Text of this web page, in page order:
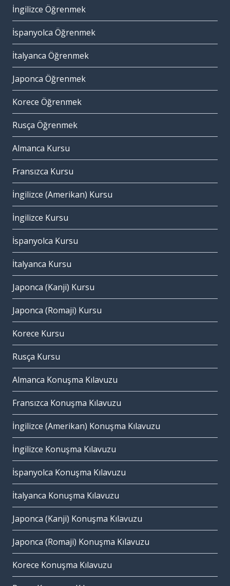
İngilizce Öğrenmek
İspanyolca Öğrenmek
İtalyanca Öğrenmek
Japonca Öğrenmek
Korece Öğrenmek
Rusça Öğrenmek
Almanca Kursu
Fransızca Kursu
İngilizce (Amerikan) Kursu
İngilizce Kursu
İspanyolca Kursu
İtalyanca Kursu
Japonca (Kanji) Kursu
Japonca (Romaji) Kursu
Korece Kursu
Rusça Kursu
Almanca Konuşma Kılavuzu
Fransızca Konuşma Kılavuzu
İngilizce (Amerikan) Konuşma Kılavuzu
İngilizce Konuşma Kılavuzu
İspanyolca Konuşma Kılavuzu
İtalyanca Konuşma Kılavuzu
Japonca (Kanji) Konuşma Kılavuzu
Japonca (Romaji) Konuşma Kılavuzu
Korece Konuşma Kılavuzu